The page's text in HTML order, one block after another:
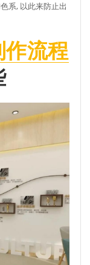
系, 以此来防止出
作流程